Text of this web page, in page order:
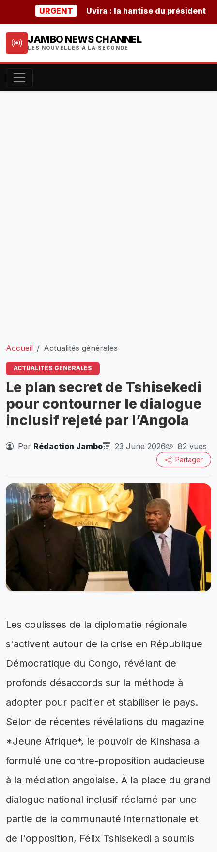
URGENT Uvira : la hantise du président
JAMBO NEWS CHANNEL
LES NOUVELLES À LA SECONDE
Accueil Actualités générales
ACTUALITÉS GÉNÉRALES
Le plan secret de Tshisekedi
pour contourner le dialogue
inclusif rejeté par l’Angola
Par Rédaction Jambo 23 June 2026 82 vues
Partager
Les coulisses de la diplomatie régionale
s'activent autour de la crise en République
Démocratique du Congo, révélant de
profonds désaccords sur la méthode à
adopter pour pacifier et stabiliser le pays.
Selon de récentes révélations du magazine
*Jeune Afrique*, le pouvoir de Kinshasa a
formulé une contre-proposition audacieuse
à la médiation angolaise. À la place du grand
dialogue national inclusif réclamé par une
partie de la communauté internationale et
de l'opposition, Félix Tshisekedi a soumis